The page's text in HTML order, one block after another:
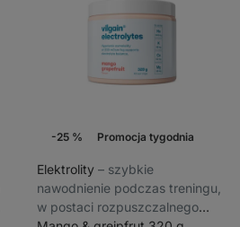
-25 % Promocja tygodnia
Elektrolity⁠–⁠ szybkie
nawodnienie podczas treningu,
w postaci rozpuszczalnego